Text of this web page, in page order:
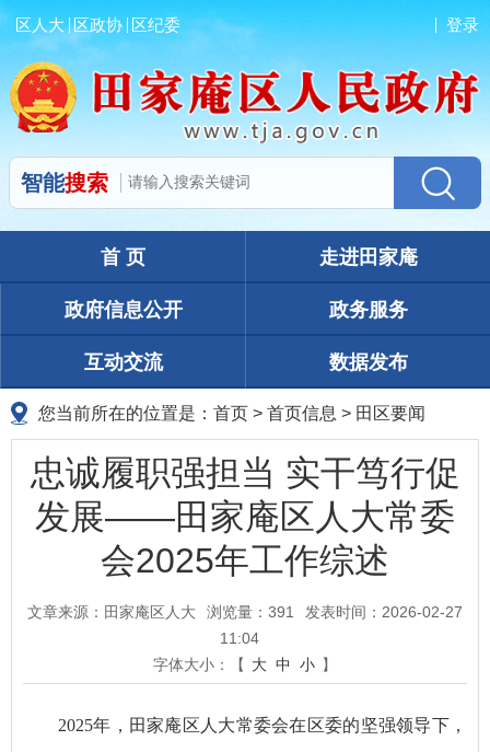
区人大 区政协 区纪委 登录
智能搜索
首 页 走进田家庵
政府信息公开 政务服务
互动交流 数据发布
您当前所在的位置是： 首页 > 首页信息 > 田区要闻
忠诚履职强担当 实干笃行促
发展——田家庵区人大常委
会2025年工作综述
文章来源：田家庵区人大 浏览量： 391
发表时间：2026-02-27
11:04
字体大小：【 大 中 小 】
2025年，田家庵区人大常委会在区委的坚强领导下，